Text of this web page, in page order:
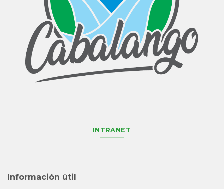
INTRANET
Información útil